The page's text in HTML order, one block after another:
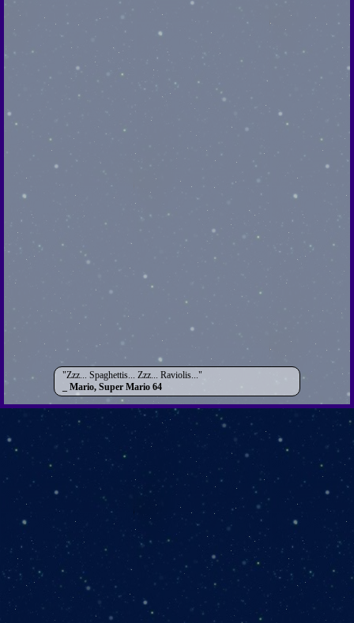
Zzz... Spaghettis... Zzz... Raviolis...
Mario, Super Mario 64